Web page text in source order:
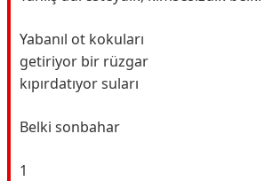
Yabanıl ot kokuları
getiriyor bir rüzgar
kıpırdatıyor suları
Belki sonbahar
1